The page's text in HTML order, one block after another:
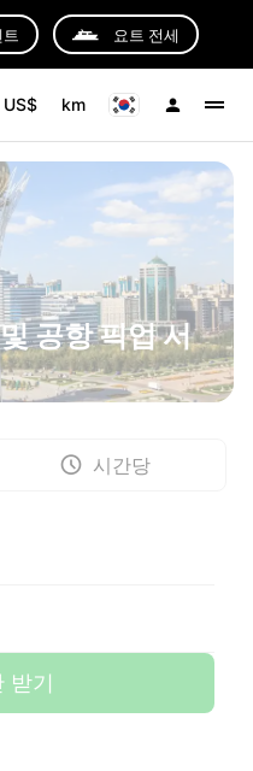
요트 전세
US$ km
공항 픽업 서
시간당
받기